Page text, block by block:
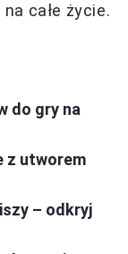
całe życie.
do gry na
z utworem
– odkryj